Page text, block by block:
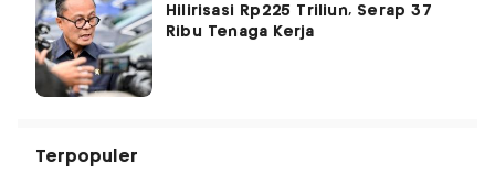
Hilirisasi Rp225 Triliun, Serap 37
Ribu Tenaga Kerja
Terpopuler